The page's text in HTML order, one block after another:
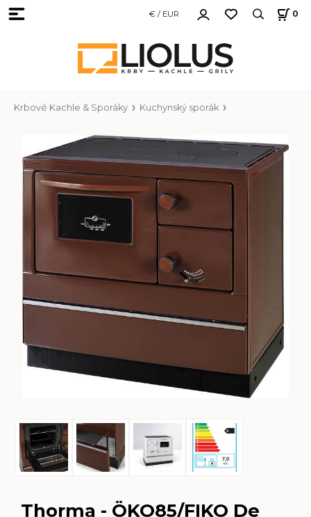
€ / EUR 0
Krbové Kachle & Sporáky Kuchynský sporák
Thorma - ÖKO85/FIKO De